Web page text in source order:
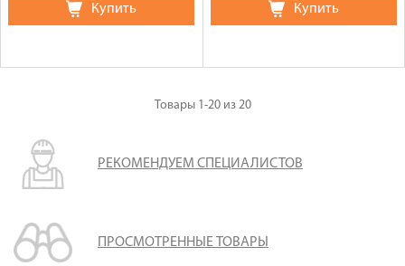
Купить Купить
Товары 1-20из 20
РЕКОМЕНДУЕМ СПЕЦИАЛИСТОВ
ПРОСМОТРЕННЫЕ ТОВАРЫ